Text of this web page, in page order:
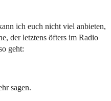
ich euch nicht viel anbieten,
der letztens öfters im Radio
geht:
sagen.